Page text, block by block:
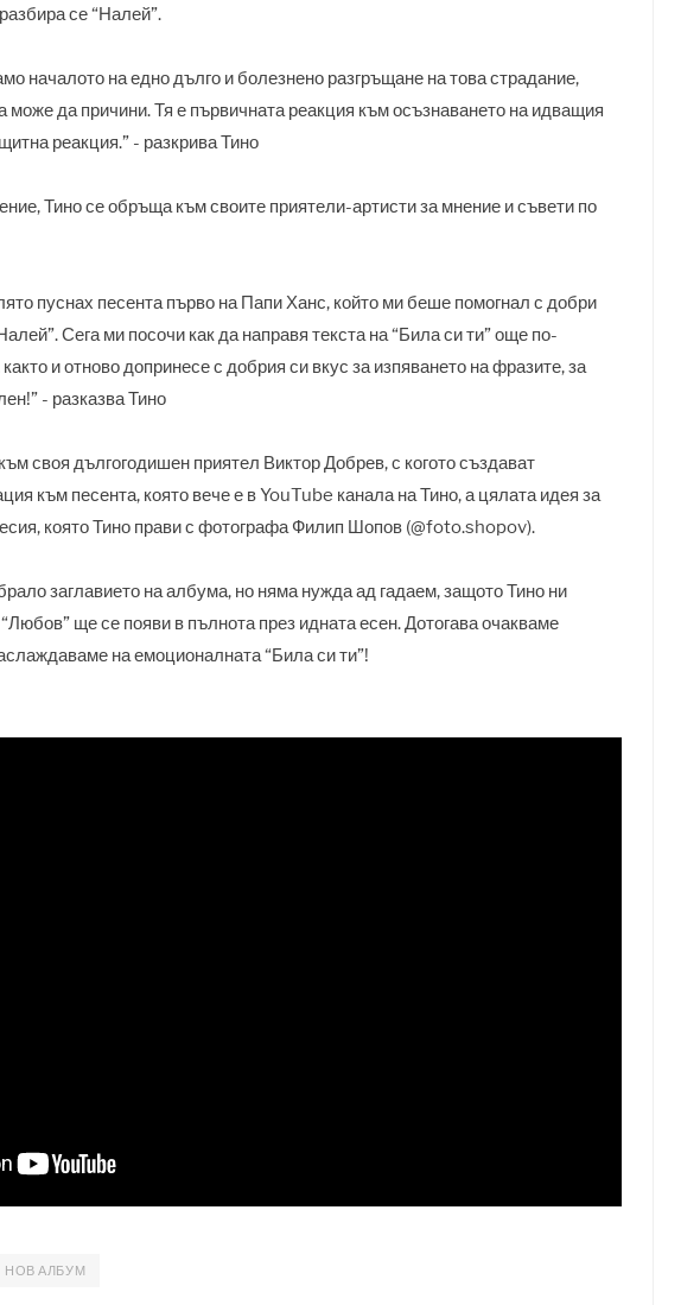
се “Налей”.
началото на едно дълго и болезнено разгръщане на това страдание,
може да причини. Тя е първичната реакция към осъзнаването на идващия
реакция.” - разкрива Тино
Тино се обръща към своите приятели-артисти за мнение и съвети по
пуснах песента първо на Папи Ханс, който ми беше помогнал с добри
Сега ми посочи как да направя текста на “Била си ти” още по-
и отново допринесе с добрия си вкус за изпяването на фразите, за
- разказва Тино
своя дългогодишен приятел Виктор Добрев, с когото създават
към песента, която вече е в YouTube канала на Тино, а цялата идея за
която Тино прави с фотографа Филип Шопов (@foto.shopov).
заглавието на албума, но няма нужда ад гадаем, защото Тино ни
ще се появи в пълнота през идната есен. Дотогава очакваме
на емоционалната “Била си ти”!
НОВ АЛБУМ